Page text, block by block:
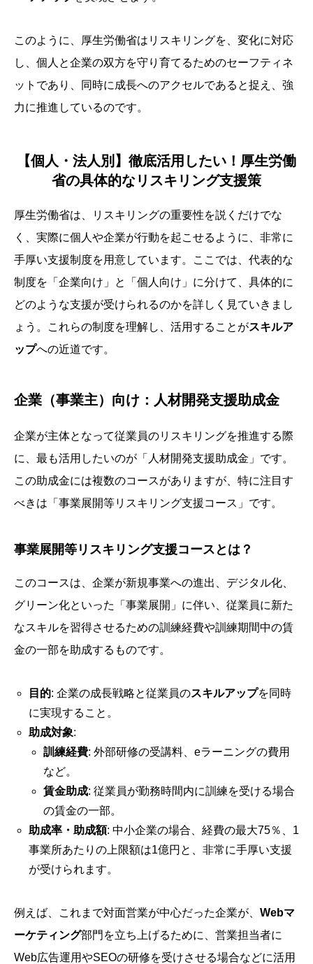
このように、厚生労働省はリスキリングを、変化に対応
し、個人と企業の双方を守り育てるためのセーフティネ
ットであり、同時に成長へのアクセルであると捉え、強
力に推進しているのです。
【個人・法人別】徹底活用したい！厚生労働
省の具体的なリスキリング支援策
厚生労働省は、リスキリングの重要性を説くだけでな
く、実際に個人や企業が行動を起こせるように、非常に
手厚い支援制度を用意しています。ここでは、代表的な
制度を「企業向け」と「個人向け」に分けて、具体的に
どのような支援が受けられるのかを詳しく見ていきまし
ょう。これらの制度を理解し、活用することがスキルア
ップへの近道です。
企業（事業主）向け：人材開発支援助成金
企業が主体となって従業員のリスキリングを推進する際
に、最も活用したいのが「人材開発支援助成金」です。
この助成金には複数のコースがありますが、特に注目す
べきは「事業展開等リスキリング支援コース」です。
事業展開等リスキリング支援コースとは？
このコースは、企業が新規事業への進出、デジタル化、
グリーン化といった「事業展開」に伴い、従業員に新た
なスキルを習得させるための訓練経費や訓練期間中の賃
金の一部を助成するものです。
目的: 企業の成長戦略と従業員のスキルアップを同時
に実現すること。
助成対象:
訓練経費: 外部研修の受講料、eラーニングの費用
など。
賃金助成: 従業員が勤務時間内に訓練を受ける場合
の賃金の一部。
助成率・助成額: 中小企業の場合、経費の最大75％、1
事業所あたりの上限額は1億円と、非常に手厚い支援
が受けられます。
例えば、これまで対面営業が中心だった企業が、 Webマ
ーケティング部門を立ち上げるために、営業担当者に
Web広告運用やSEOの研修を受けさせる場合などに活用